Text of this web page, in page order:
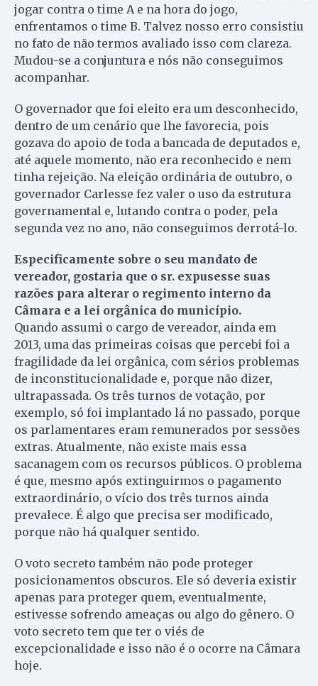
jogar contra o time A e na hora do jogo,
enfrentamos o time B. Talvez nosso erro consistiu
no fato de não termos avaliado isso com clareza.
Mudou-se a conjuntura e nós não conseguimos
acompanhar.
O governador que foi eleito era um desconhecido,
dentro de um cenário que lhe favorecia, pois
gozava do apoio de toda a bancada de deputados e,
até aquele momento, não era reconhecido e nem
tinha rejeição. Na eleição ordinária de outubro, o
governador Carlesse fez valer o uso da estrutura
governamental e, lutando contra o poder, pela
segunda vez no ano, não conseguimos derrotá-lo.
Especificamente sobre o seu mandato de
vereador, gostaria que o sr. expusesse suas
razões para alterar o regimento interno da
Câmara e a lei orgânica do município.
Quando assumi o cargo de vereador, ainda em
2013, uma das primeiras coisas que percebi foi a
fragilidade da lei orgânica, com sérios problemas
de inconstitucionalidade e, porque não dizer,
ultrapassada. Os três turnos de votação, por
exemplo, só foi implantado lá no passado, porque
os parlamentares eram remunerados por sessões
extras. Atualmente, não existe mais essa
sacanagem com os recursos públicos. O problema
é que, mesmo após extinguirmos o pagamento
extraordinário, o vício dos três turnos ainda
prevalece. É algo que precisa ser modificado,
porque não há qualquer sentido.
O voto secreto também não pode proteger
posicionamentos obscuros. Ele só deveria existir
apenas para proteger quem, eventualmente,
estivesse sofrendo ameaças ou algo do gênero. O
voto secreto tem que ter o viés de
excepcionalidade e isso não é o ocorre na Câmara
hoje.